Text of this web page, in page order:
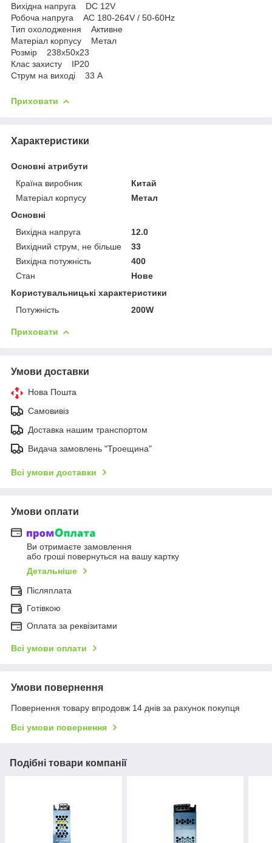
Вихідна напруга DC 12V
Робоча напруга AC 180-264V / 50-60Hz
Тип охолодження Активне
Матеріал корпусу Метал
Розмір 238x50x23
Клас захисту IP20
Струм на виході 33 А
Приховати
Характеристики
Основні атрибути
Країна виробник
Китай
Матеріал корпусу
Метал
Основні
Вихідна напруга
12.0
Вихідний струм, не більше
33
Вихідна потужність
400
Стан
Нове
Користувальницькі характеристики
Потужність
200W
Приховати
Умови доставки
Нова Пошта
Самовивіз
Доставка нашим транспортом
Видача замовлень "Троещина"
Всі умови доставки
Умови оплати
Ви отримаєте замовлення
або гроші повернуться на вашу картку
Детальніше
Післяплата
Готівкою
Оплата за реквізитами
Всі умови оплати
Умови повернення
Повернення товару впродовж 14 днів за рахунок покупця
Всі умови повернення
Подібні товари компанії